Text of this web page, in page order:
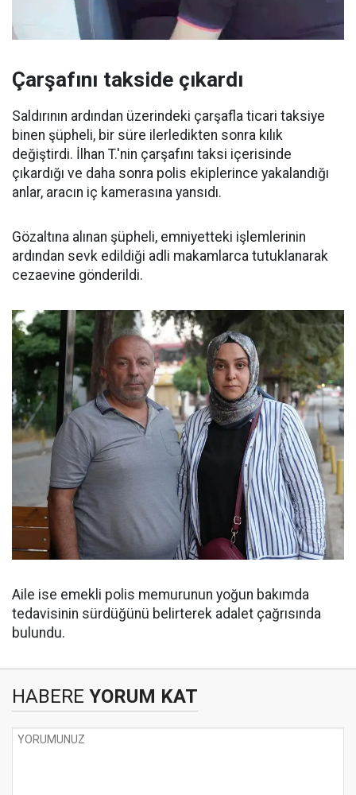
Çarşafını takside çıkardı
Saldırının ardından üzerindeki çarşafla ticari taksiye
binen şüpheli, bir süre ilerledikten sonra kılık
değiştirdi. İlhan T.'nin çarşafını taksi içerisinde
çıkardığı ve daha sonra polis ekiplerince yakalandığı
anlar, aracın iç kamerasına yansıdı.
Gözaltına alınan şüpheli, emniyetteki işlemlerinin
ardından sevk edildiği adli makamlarca tutuklanarak
cezaevine gönderildi.
Aile ise emekli polis memurunun yoğun bakımda
tedavisinin sürdüğünü belirterek adalet çağrısında
bulundu.
HABERE YORUM KAT